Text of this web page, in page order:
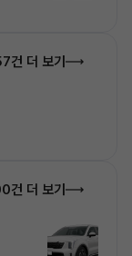
건 더 보기
건 더 보기